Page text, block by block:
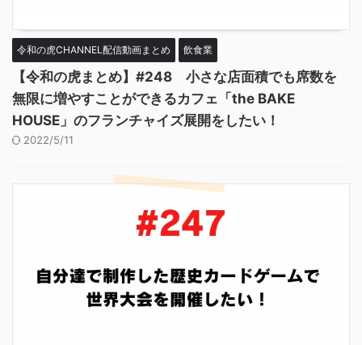
令和の虎CHANNEL配信動画まとめ 飲食業
【令和の虎まとめ】#248 小さな店面積でも席数を
無限に増やすことができるカフェ「the BAKE
HOUSE」のフランチャイズ展開をしたい！
2022/5/11